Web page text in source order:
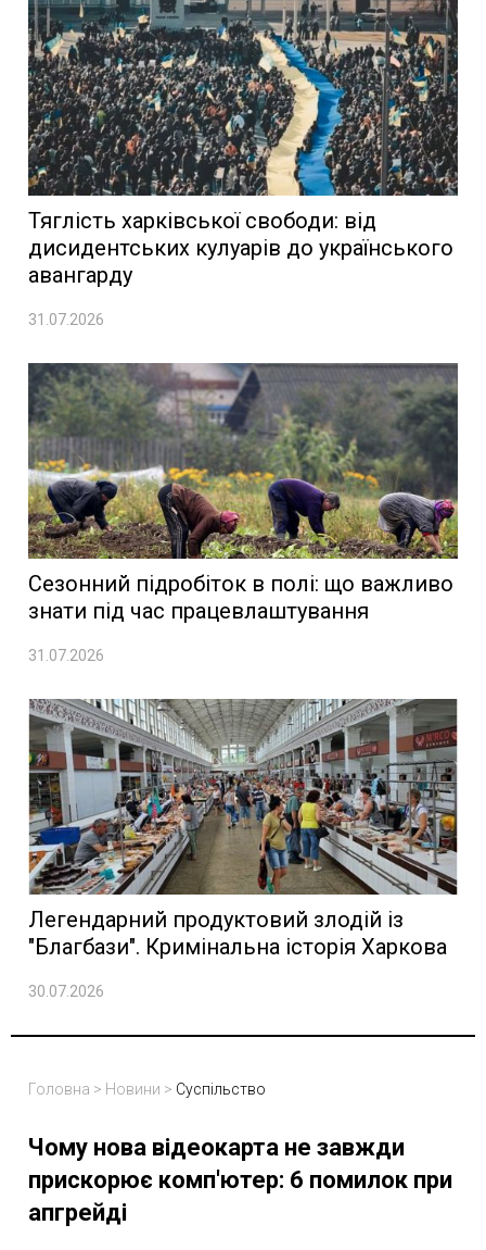
Тяглість харківської свободи: від
дисидентських кулуарів до українського
авангарду
31.07.2026
Сезонний підробіток в полі: що важливо
знати під час працевлаштування
31.07.2026
Легендарний продуктовий злодій із
"Благбази". Кримінальна історія Харкова
30.07.2026
Головна > Новини > Суспільство
Чому нова відеокарта не завжди
прискорює комп'ютер: 6 помилок при
апгрейді